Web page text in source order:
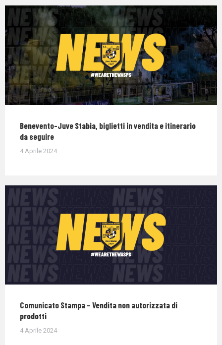
Benevento-Juve Stabia, biglietti in vendita e itinerario
da seguire
4 Aprile 2024
Comunicato Stampa – Vendita non autorizzata di
prodotti
4 Aprile 2024